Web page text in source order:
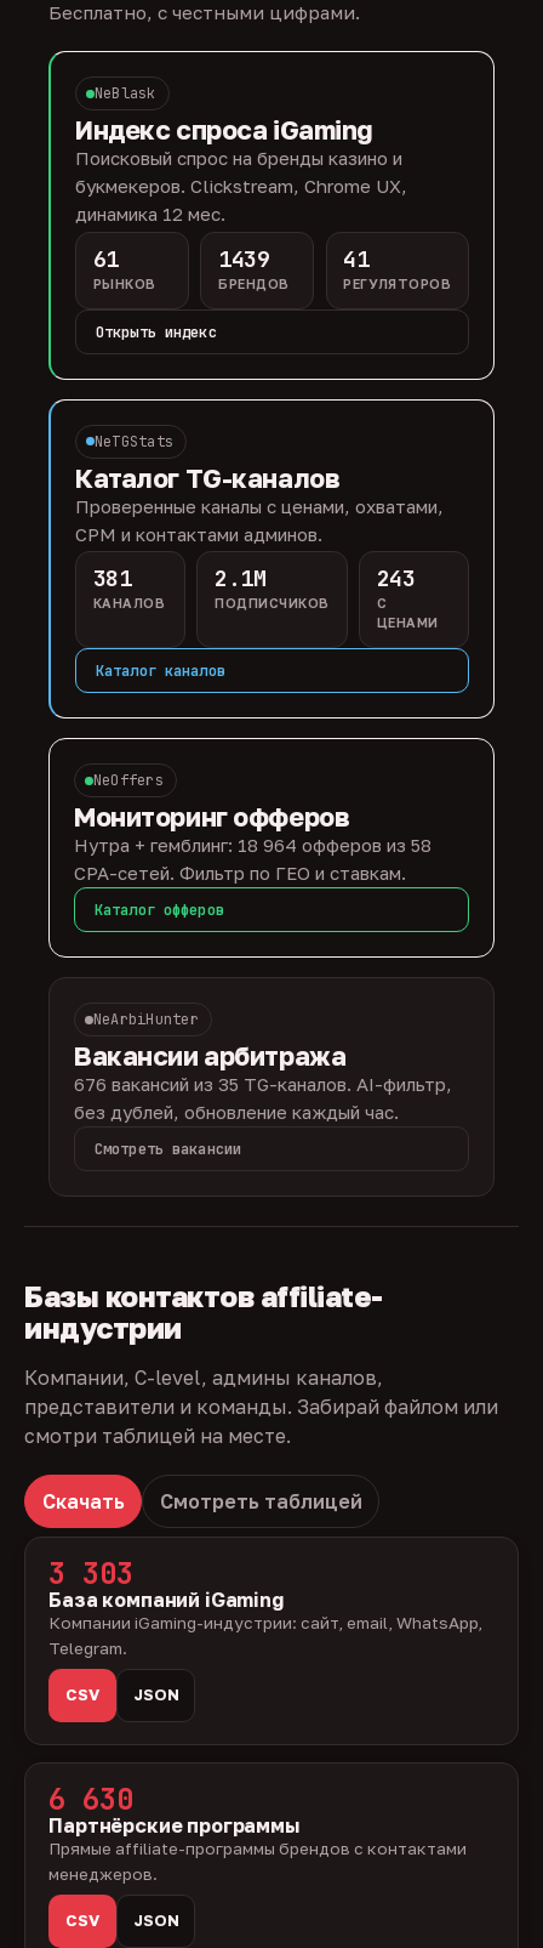
Бесплатно, с честными цифрами.
NeBlask
Индекс спроса iGaming
Поисковый спрос на бренды казино и
букмекеров. Clickstream, Chrome UX,
динамика 12 мес.
61
РЫНКОВ
1439
БРЕНДОВ
41
РЕГУЛЯТОРОВ
Открыть индекс
NeTGStats
Каталог TG-каналов
Проверенные каналы с ценами, охватами,
CPM и контактами админов.
381
КАНАЛОВ
2.1M
ПОДПИСЧИКОВ
243
С
ЦЕНАМИ
Каталог каналов
NeOffers
Мониторинг офферов
Нутра + гемблинг: 18 964 офферов из 58
CPA-сетей. Фильтр по ГЕО и ставкам.
Каталог офферов
NeArbiHunter
Вакансии арбитража
676 вакансий из 35 TG-каналов. AI-фильтр,
без дублей, обновление каждый час.
Смотреть вакансии
Базы контактов affiliate-
индустрии
Компании, C-level, админы каналов,
представители и команды. Забирай файлом или
смотри таблицей на месте.
Скачать Смотреть таблицей
3 303
База компаний iGaming
Компании iGaming-индустрии: сайт, email, WhatsApp,
Telegram.
CSV JSON
6 630
Партнёрские программы
Прямые affiliate-программы брендов с контактами
менеджеров.
CSV JSON